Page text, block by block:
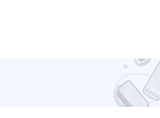
Литий-ионный (Li-Ion), Несъемный
вход